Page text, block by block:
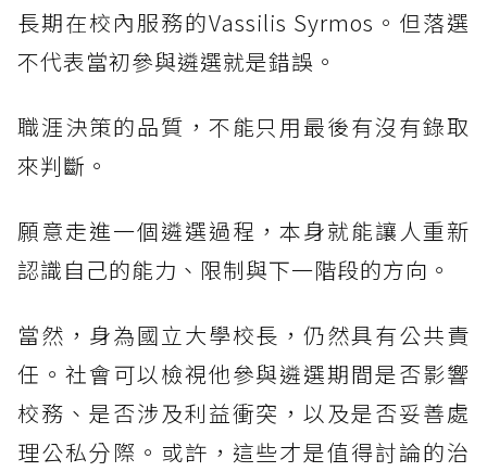
長期在校內服務的Vassilis Syrmos。但落選
不代表當初參與遴選就是錯誤。
職涯決策的品質，不能只用最後有沒有錄取
來判斷。
願意走進一個遴選過程，本身就能讓人重新
認識自己的能力、限制與下一階段的方向。
當然，身為國立大學校長，仍然具有公共責
任。社會可以檢視他參與遴選期間是否影響
校務、是否涉及利益衝突，以及是否妥善處
理公私分際。或許，這些才是值得討論的治